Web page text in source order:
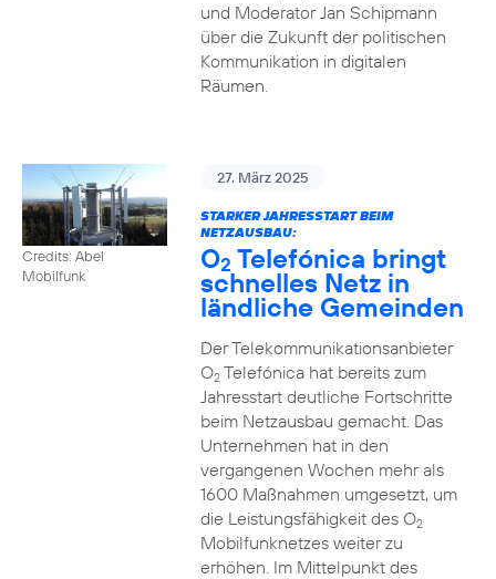
und Moderator Jan Schipmann
über die Zukunft der politischen
Kommunikation in digitalen
Räumen.
Credits: Abel
Mobilfunk
27. März 2025
STARKER JAHRESSTART BEIM
NETZAUSBAU:
O2 Telefónica bringt
schnelles Netz in
ländliche Gemeinden
Der Telekommunikationsanbieter
O2Telefónica hat bereits zum
Jahresstart deutliche Fortschritte
beim Netzausbau gemacht. Das
Unternehmen hat in den
vergangenen Wochen mehr als
1600 Maßnahmen umgesetzt, um
die Leistungsfähigkeit des O2
Mobilfunknetzes weiter zu
erhöhen. Im Mittelpunkt des